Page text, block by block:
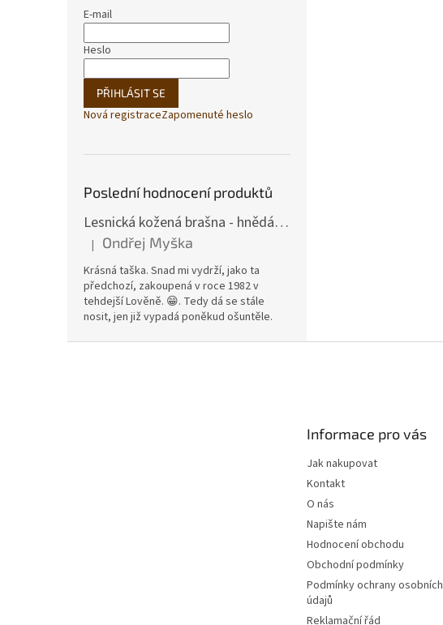
E-mail
Heslo
PŘIHLÁSIT SE
Nová registraceZapomenuté heslo
Poslední hodnocení produktů
Lesnická kožená brašna - hnědá hovězina
Hodnocení produktu je 5 z 5 hvězdiček.
| Ondřej Myška
Krásná taška. Snad mi vydrží, jako ta
předchozí, zakoupená v roce 1982 v
tehdejší Lověně. 😁. Tedy dá se stále
nosit, jen již vypadá poněkud ošuntěle.
Informace pro vás
Jak nakupovat
Kontakt
O nás
Napište nám
Hodnocení obchodu
Obchodní podmínky
Podmínky ochrany osobních
údajů
Reklamační řád